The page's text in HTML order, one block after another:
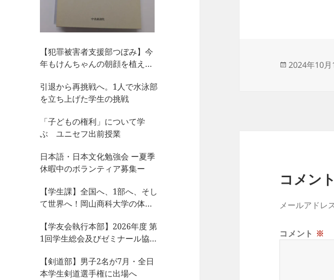
【犯罪被害者支援部つぼみ】今
年もけんちゃんの朝顔を植えま
引退から再挑戦へ。1人で水泳部
を立ち上げた学生の挑戦
「子どもの権利」について学
ぶ ユニセフ出前授業
日本語・日本文化勉強会 ー夏季
休暇中のボランティア募集ー
【学生課】全国へ、1部へ、そし
て世界へ！岡山商科大学の体育
動！
【学友会執行本部】2026年度 第
1回学生総会及びゼミナール協議
ました！
【剣道部】男子2名が7月・全日
本学生剣道選手権に出場へ
投
2024年10月
コメン
メールアドレ
コメント ※